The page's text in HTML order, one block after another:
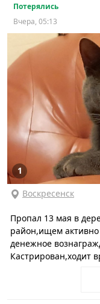
Потерялись
Вчера, 05:13
1
Воскресенск
Пропал 13 мая в
район,ищем активно
денежное
Кастрирован,ходит